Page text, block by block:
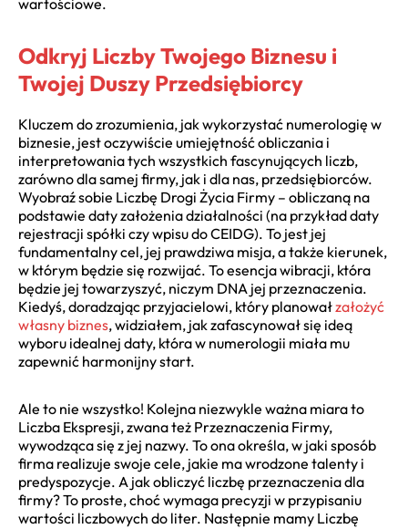
Odkryj Liczby Twojego Biznesu i
Twojej Duszy Przedsiębiorcy
Kluczem do zrozumienia, jak wykorzystać numerologię w
biznesie, jest oczywiście umiejętność obliczania i
interpretowania tych wszystkich fascynujących liczb,
zarówno dla samej firmy, jak i dla nas, przedsiębiorców.
Wyobraź sobie Liczbę Drogi Życia Firmy – obliczaną na
podstawie daty założenia działalności (na przykład daty
rejestracji spółki czy wpisu do CEIDG). To jest jej
fundamentalny cel, jej prawdziwa misja, a także kierunek,
w którym będzie się rozwijać. To esencja wibracji, która
będzie jej towarzyszyć, niczym DNA jej przeznaczenia.
Kiedyś, doradzając przyjacielowi, który planowałzałożyć
własny biznes, widziałem, jak zafascynował się ideą
wyboru idealnej daty, która w numerologii miała mu
zapewnić harmonijny start.
Ale to nie wszystko! Kolejna niezwykle ważna miara to
Liczba Ekspresji, zwana też Przeznaczenia Firmy,
wywodząca się z jej nazwy. To ona określa, w jaki sposób
firma realizuje swoje cele, jakie ma wrodzone talenty i
predyspozycje. A jak obliczyć liczbę przeznaczenia dla
firmy? To proste, choć wymaga precyzji w przypisaniu
wartości liczbowych do liter. Następnie mamy Liczbę